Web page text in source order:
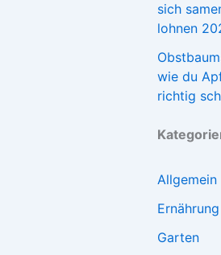
sich
lohnen
wie du
richtig
Allgemein
Ernährung
Garten